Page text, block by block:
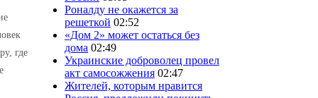
где
Роналду не окажется за
решеткой 02:52
«Дом 2» может остаться без
дома 02:49
Украинские доброволец провел
акт самосожжения 02:47
Жителей, которым нравится